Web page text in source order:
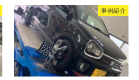
事例紹介